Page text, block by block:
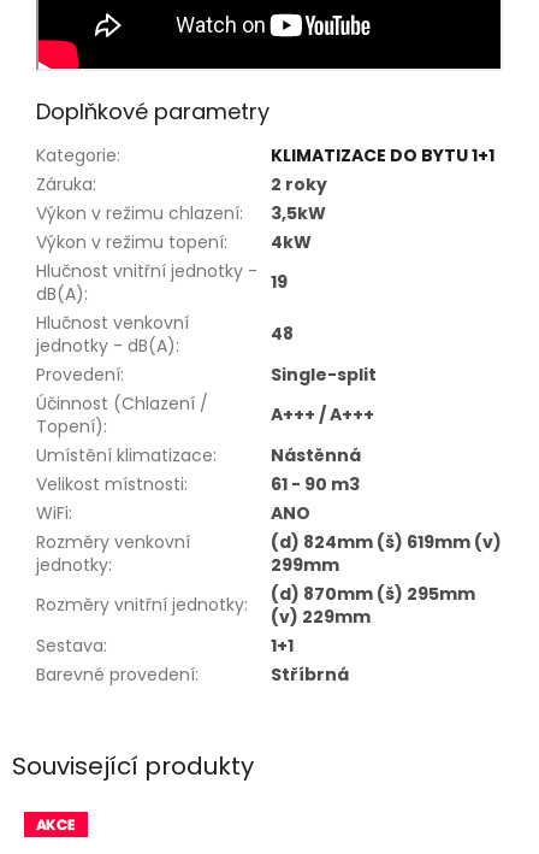
Související produkty
Doplňkové parametry
Kategorie:
KLIMATIZACE DO BYTU 1+1
Záruka:
2 roky
Výkon v režimu chlazení:
3,5kW
Výkon v režimu topení:
4kW
Hlučnost vnitřní jednotky -
dB(A):
19
Hlučnost venkovní
jednotky - dB(A):
48
Provedení:
Single-split
Účinnost (Chlazení /
Topení):
A+++ / A+++
Umístění klimatizace:
Nástěnná
Velikost místnosti:
61 - 90 m3
WiFi:
ANO
Rozměry venkovní
jednotky:
(d) 824mm (š) 619mm (v)
299mm
Rozměry vnitřní jednotky:
(d) 870mm (š) 295mm
(v) 229mm
Sestava:
1+1
Barevné provedení: Stříbrná